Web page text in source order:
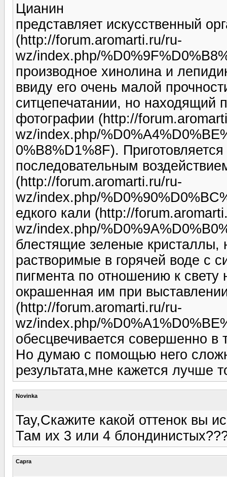
Цианин
представляет искусственный
(http://forum.aromarti.ru/ru-
wz/index.php/
производное хинолина и
ввиду его очень малой
ситцепечатании, но находящий
фотографии (http://
wz/index.php/
0%B8%D1%8F).
последовательным
(http://forum.aromarti.ru/ru-
wz/index.php/
едкого кали (http://
wz/index.php/
блестящие зеленые
растворимые в горячей воде с
пигмента по отношению к свету
окрашенная им при
(http://forum.aromarti.ru/ru-
wz/index.php/
обесцвечивается совершенно в
Но думаю с помощью него
результата,мне кажется лучше
Novinka
Tay,Скажите какой оттенок вы
Там их 3 или 4
Capra